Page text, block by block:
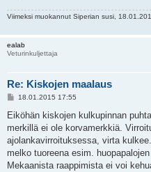
Viimeksi muokannut Siperian susi ,
ealab
Veturinkuljettaja
Re: Kiskojen maalaus
V
e
t
i
18.01.2015 17:55
Eiköhän kiskojen kulkupinnan
merkillä ei ole korvamerkkiä.
ajolankavirroituksessa, virta
melko tuoreena esim.
Mekaanista raappimista ei voi